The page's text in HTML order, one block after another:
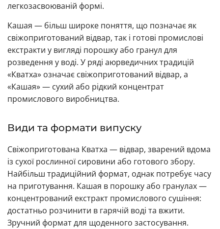
легкозасвоюваній формі.
Кашая — більш широке поняття, що позначає як
свіжоприготований відвар, так і готові промислові
екстракти у вигляді порошку або гранул для
розведення у воді. У ряді аюрведичних традицій
«Кватха» означає свіжоприготований відвар, а
«Кашая» — сухий або рідкий концентрат
промислового виробництва.
Види та формати випуску
Свіжоприготована Кватха — відвар, зварений вдома
із сухої рослинної сировини або готового збору.
Найбільш традиційний формат, однак потребує часу
на приготування. Кашая в порошку або гранулах —
концентрований екстракт промислового сушіння:
достатньо розчинити в гарячій воді та вжити.
Зручний формат для щоденного застосування.